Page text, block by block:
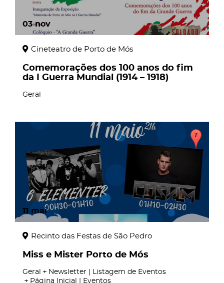
03 nov
Cineteatro de Porto de Mós
Comemorações dos 100 anos do fim
da I Guerra Mundial (1914 – 1918)
Geral
11 mai
Recinto das Festas de São Pedro
Miss e Mister Porto de Mós
Geral
Newsletter | Listagem de Eventos
Página Inicial | Eventos